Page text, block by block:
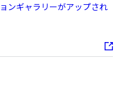
ンギャラリーがアップされ